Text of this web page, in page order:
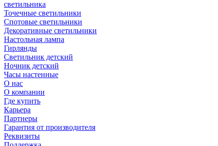
светильника
Точечные светильники
Спотовые светильники
Декоративные светильники
Настольная лампа
Гирлянды
Светильник детский
Ночник детский
Часы настенные
О нас
О компании
Где купить
Карьера
Партнеры
Гарантия от производителя
Реквизиты